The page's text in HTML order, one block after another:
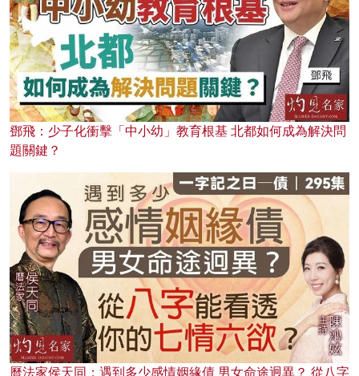
鄧飛：少子化衝擊「中小幼」教育根基 北都如何成為解決問
題關鍵？
曆法家侯天同：遇到多少感情姻緣債 男女命途迥異？ 從八字